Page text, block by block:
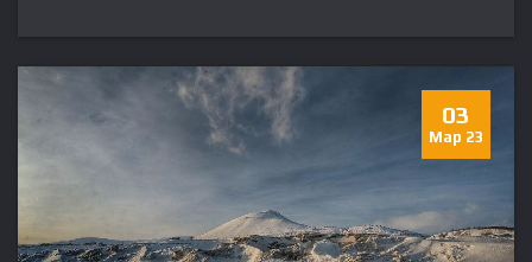
03
Мар 23